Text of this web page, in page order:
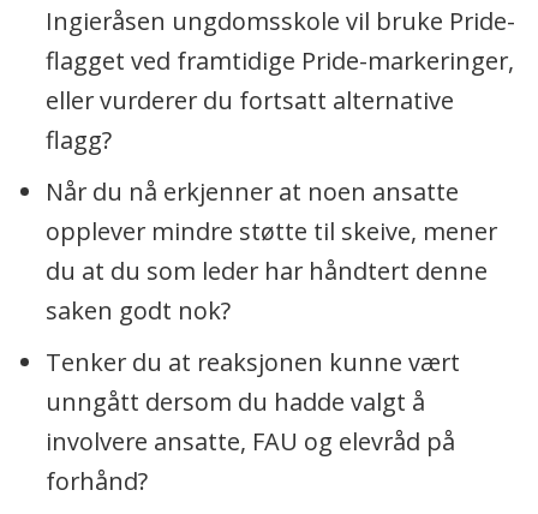
Ingieråsen ungdomsskole vil bruke Pride-
flagget ved framtidige Pride-markeringer,
eller vurderer du fortsatt alternative
flagg?
Når du nå erkjenner at noen ansatte
opplever mindre støtte til skeive, mener
du at du som leder har håndtert denne
saken godt nok?
Tenker du at reaksjonen kunne vært
unngått dersom du hadde valgt å
involvere ansatte, FAU og elevråd på
forhånd?